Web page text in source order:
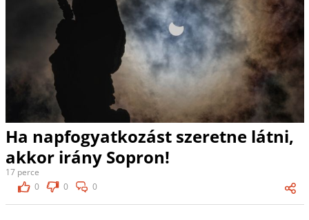
Ha napfogyatkozást szeretne látni,
akkor irány Sopron!
17 perce
0
0 0